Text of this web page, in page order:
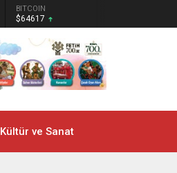
BITCOIN
$64617
Kültür ve Sanat